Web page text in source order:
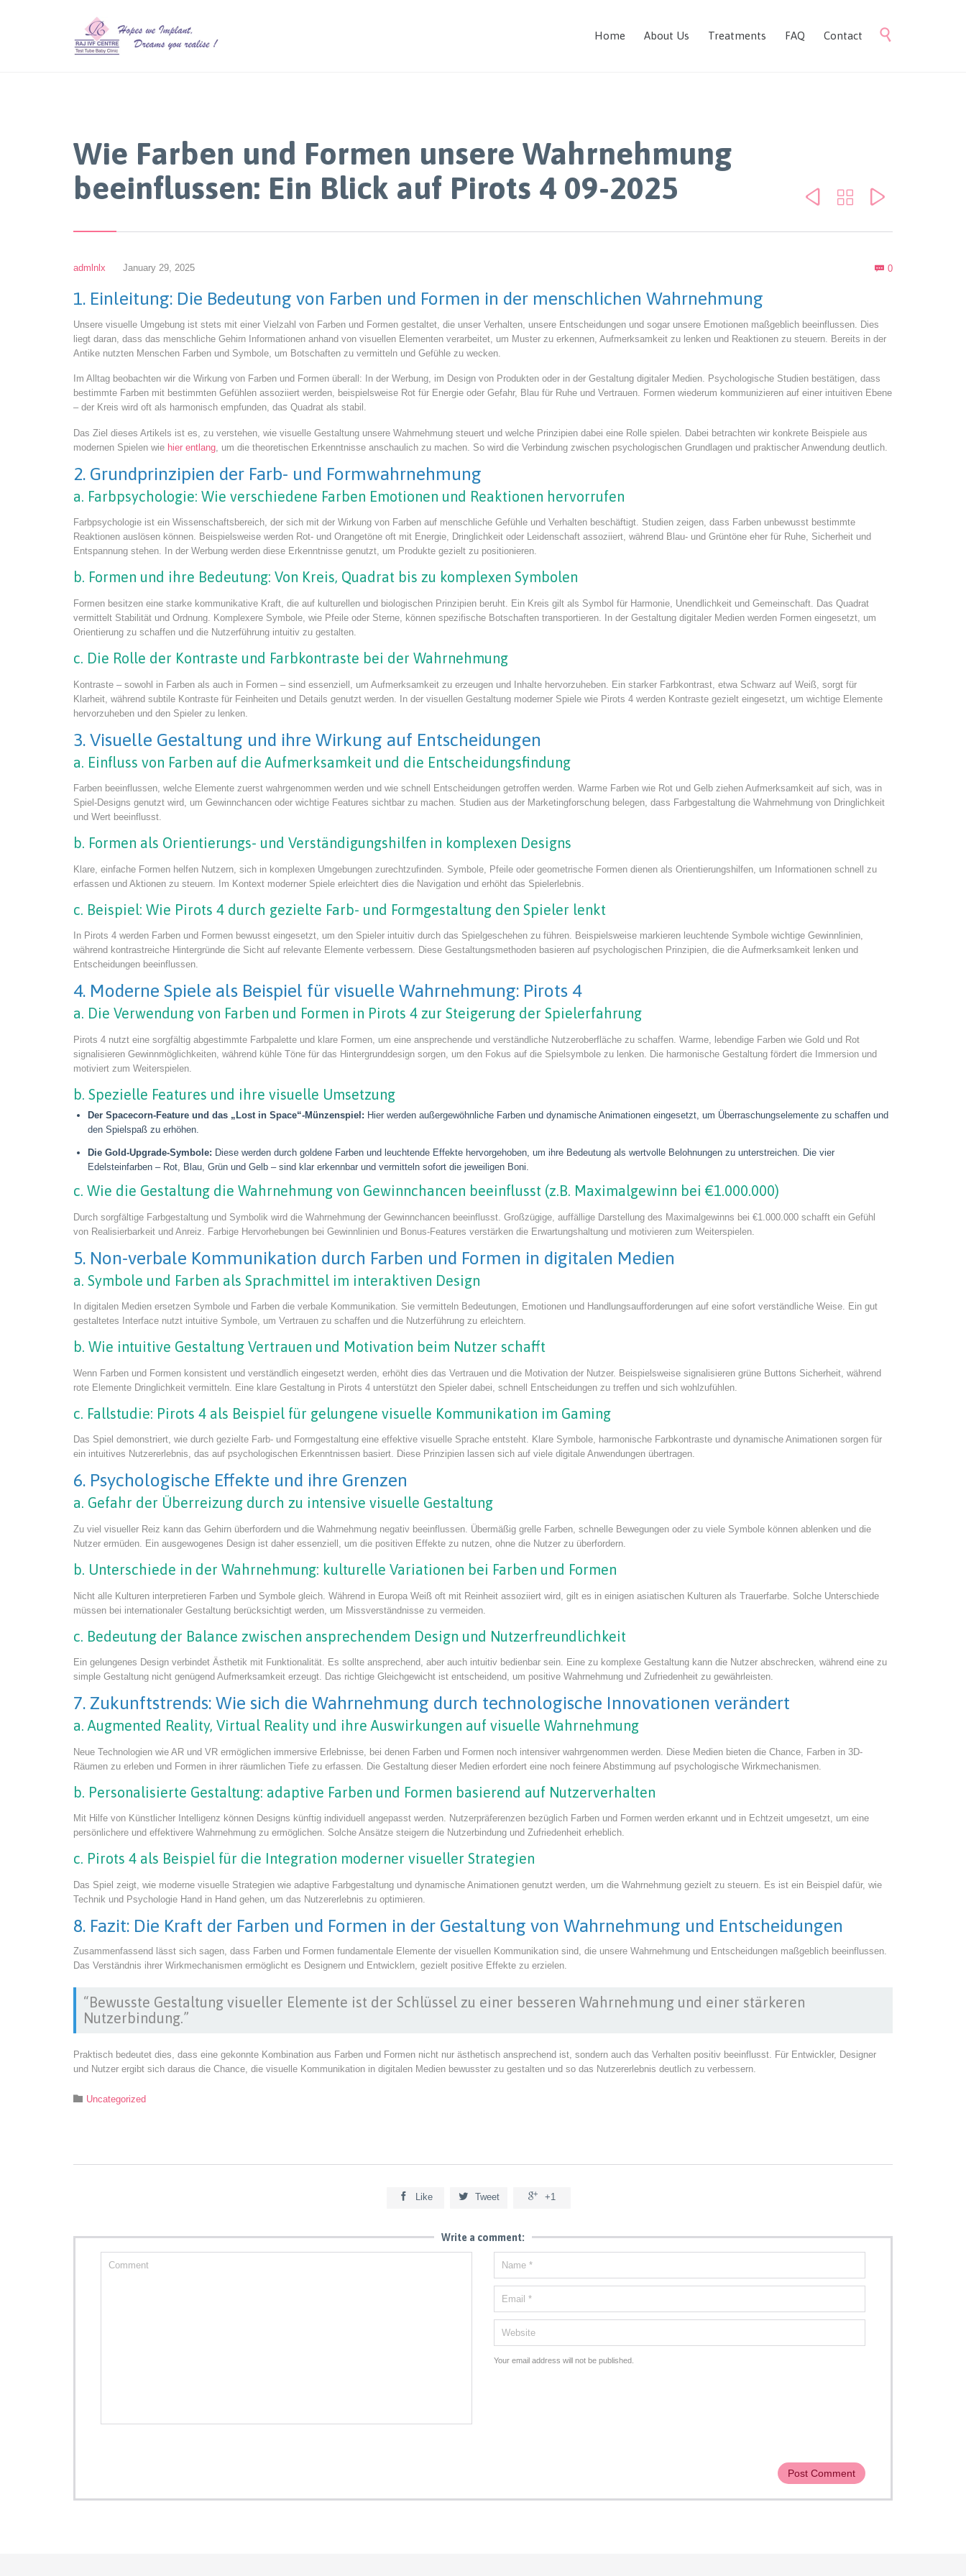
Skip
Home About Us Treatments FAQ Contact 
Wie Farben und Formen unsere Wahrnehmung
beeinflussen: Ein Blick auf Pirots 4 09-2025
  
admlnlx January 29, 2025  0Comments
1. Einleitung: Die Bedeutung von Farben und Formen in der menschlichen Wahrnehmung
Unsere visuelle Umgebung ist stets mit einer Vielzahl von Farben und Formen gestaltet, die unser Verhalten, unsere Entscheidungen und sogar unsere Emotionen maßgeblich beeinflussen. Dies
liegt daran, dass das menschliche Gehirn Informationen anhand von visuellen Elementen verarbeitet, um Muster zu erkennen, Aufmerksamkeit zu lenken und Reaktionen zu steuern. Bereits in der
Antike nutzten Menschen Farben und Symbole, um Botschaften zu vermitteln und Gefühle zu wecken.
Im Alltag beobachten wir die Wirkung von Farben und Formen überall: In der Werbung, im Design von Produkten oder in der Gestaltung digitaler Medien. Psychologische Studien bestätigen, dass
bestimmte Farben mit bestimmten Gefühlen assoziiert werden, beispielsweise Rot für Energie oder Gefahr, Blau für Ruhe und Vertrauen. Formen wiederum kommunizieren auf einer intuitiven Ebene
– der Kreis wird oft als harmonisch empfunden, das Quadrat als stabil.
Das Ziel dieses Artikels ist es, zu verstehen, wie visuelle Gestaltung unsere Wahrnehmung steuert und welche Prinzipien dabei eine Rolle spielen. Dabei betrachten wir konkrete Beispiele aus
modernen Spielen wie hier entlang , um die theoretischen Erkenntnisse anschaulich zu machen. So wird die Verbindung zwischen psychologischen Grundlagen und praktischer Anwendung deutlich.
2. Grundprinzipien der Farb- und Formwahrnehmung
a. Farbpsychologie: Wie verschiedene Farben Emotionen und Reaktionen hervorrufen
Farbpsychologie ist ein Wissenschaftsbereich, der sich mit der Wirkung von Farben auf menschliche Gefühle und Verhalten beschäftigt. Studien zeigen, dass Farben unbewusst bestimmte
Reaktionen auslösen können. Beispielsweise werden Rot- und Orangetöne oft mit Energie, Dringlichkeit oder Leidenschaft assoziiert, während Blau- und Grüntöne eher für Ruhe, Sicherheit und
Entspannung stehen. In der Werbung werden diese Erkenntnisse genutzt, um Produkte gezielt zu positionieren.
b. Formen und ihre Bedeutung: Von Kreis, Quadrat bis zu komplexen Symbolen
Formen besitzen eine starke kommunikative Kraft, die auf kulturellen und biologischen Prinzipien beruht. Ein Kreis gilt als Symbol für Harmonie, Unendlichkeit und Gemeinschaft. Das Quadrat
vermittelt Stabilität und Ordnung. Komplexere Symbole, wie Pfeile oder Sterne, können spezifische Botschaften transportieren. In der Gestaltung digitaler Medien werden Formen eingesetzt, um
Orientierung zu schaffen und die Nutzerführung intuitiv zu gestalten.
c. Die Rolle der Kontraste und Farbkontraste bei der Wahrnehmung
Kontraste – sowohl in Farben als auch in Formen – sind essenziell, um Aufmerksamkeit zu erzeugen und Inhalte hervorzuheben. Ein starker Farbkontrast, etwa Schwarz auf Weiß, sorgt für
Klarheit, während subtile Kontraste für Feinheiten und Details genutzt werden. In der visuellen Gestaltung moderner Spiele wie Pirots 4 werden Kontraste gezielt eingesetzt, um wichtige Elemente
hervorzuheben und den Spieler zu lenken.
3. Visuelle Gestaltung und ihre Wirkung auf Entscheidungen
a. Einfluss von Farben auf die Aufmerksamkeit und die Entscheidungsfindung
Farben beeinflussen, welche Elemente zuerst wahrgenommen werden und wie schnell Entscheidungen getroffen werden. Warme Farben wie Rot und Gelb ziehen Aufmerksamkeit auf sich, was in
Spiel-Designs genutzt wird, um Gewinnchancen oder wichtige Features sichtbar zu machen. Studien aus der Marketingforschung belegen, dass Farbgestaltung die Wahrnehmung von Dringlichkeit
und Wert beeinflusst.
b. Formen als Orientierungs- und Verständigungshilfen in komplexen Designs
Klare, einfache Formen helfen Nutzern, sich in komplexen Umgebungen zurechtzufinden. Symbole, Pfeile oder geometrische Formen dienen als Orientierungshilfen, um Informationen schnell zu
erfassen und Aktionen zu steuern. Im Kontext moderner Spiele erleichtert dies die Navigation und erhöht das Spielerlebnis.
c. Beispiel: Wie Pirots 4 durch gezielte Farb- und Formgestaltung den Spieler lenkt
In Pirots 4 werden Farben und Formen bewusst eingesetzt, um den Spieler intuitiv durch das Spielgeschehen zu führen. Beispielsweise markieren leuchtende Symbole wichtige Gewinnlinien,
während kontrastreiche Hintergründe die Sicht auf relevante Elemente verbessern. Diese Gestaltungsmethoden basieren auf psychologischen Prinzipien, die die Aufmerksamkeit lenken und
Entscheidungen beeinflussen.
4. Moderne Spiele als Beispiel für visuelle Wahrnehmung: Pirots 4
a. Die Verwendung von Farben und Formen in Pirots 4 zur Steigerung der Spielerfahrung
Pirots 4 nutzt eine sorgfältig abgestimmte Farbpalette und klare Formen, um eine ansprechende und verständliche Nutzeroberfläche zu schaffen. Warme, lebendige Farben wie Gold und Rot
signalisieren Gewinnmöglichkeiten, während kühle Töne für das Hintergrunddesign sorgen, um den Fokus auf die Spielsymbole zu lenken. Die harmonische Gestaltung fördert die Immersion und
motiviert zum Weiterspielen.
b. Spezielle Features und ihre visuelle Umsetzung
Der Spacecorn-Feature und das „Lost in Space“-Münzenspiel: Hier werden außergewöhnliche Farben und dynamische Animationen eingesetzt, um Überraschungselemente zu schaffen und
den Spielspaß zu erhöhen.
Die Gold-Upgrade-Symbole: Diese werden durch goldene Farben und leuchtende Effekte hervorgehoben, um ihre Bedeutung als wertvolle Belohnungen zu unterstreichen. Die vier
Edelsteinfarben – Rot, Blau, Grün und Gelb – sind klar erkennbar und vermitteln sofort die jeweiligen Boni.
c. Wie die Gestaltung die Wahrnehmung von Gewinnchancen beeinflusst (z.B. Maximalgewinn bei €1.000.000)
Durch sorgfältige Farbgestaltung und Symbolik wird die Wahrnehmung der Gewinnchancen beeinflusst. Großzügige, auffällige Darstellung des Maximalgewinns bei €1.000.000 schafft ein Gefühl
von Realisierbarkeit und Anreiz. Farbige Hervorhebungen bei Gewinnlinien und Bonus-Features verstärken die Erwartungshaltung und motivieren zum Weiterspielen.
5. Non-verbale Kommunikation durch Farben und Formen in digitalen Medien
a. Symbole und Farben als Sprachmittel im interaktiven Design
In digitalen Medien ersetzen Symbole und Farben die verbale Kommunikation. Sie vermitteln Bedeutungen, Emotionen und Handlungsaufforderungen auf eine sofort verständliche Weise. Ein gut
gestaltetes Interface nutzt intuitive Symbole, um Vertrauen zu schaffen und die Nutzerführung zu erleichtern.
b. Wie intuitive Gestaltung Vertrauen und Motivation beim Nutzer schafft
Wenn Farben und Formen konsistent und verständlich eingesetzt werden, erhöht dies das Vertrauen und die Motivation der Nutzer. Beispielsweise signalisieren grüne Buttons Sicherheit, während
rote Elemente Dringlichkeit vermitteln. Eine klare Gestaltung in Pirots 4 unterstützt den Spieler dabei, schnell Entscheidungen zu treffen und sich wohlzufühlen.
c. Fallstudie: Pirots 4 als Beispiel für gelungene visuelle Kommunikation im Gaming
Das Spiel demonstriert, wie durch gezielte Farb- und Formgestaltung eine effektive visuelle Sprache entsteht. Klare Symbole, harmonische Farbkontraste und dynamische Animationen sorgen für
ein intuitives Nutzererlebnis, das auf psychologischen Erkenntnissen basiert. Diese Prinzipien lassen sich auf viele digitale Anwendungen übertragen.
6. Psychologische Effekte und ihre Grenzen
a. Gefahr der Überreizung durch zu intensive visuelle Gestaltung
Zu viel visueller Reiz kann das Gehirn überfordern und die Wahrnehmung negativ beeinflussen. Übermäßig grelle Farben, schnelle Bewegungen oder zu viele Symbole können ablenken und die
Nutzer ermüden. Ein ausgewogenes Design ist daher essenziell, um die positiven Effekte zu nutzen, ohne die Nutzer zu überfordern.
b. Unterschiede in der Wahrnehmung: kulturelle Variationen bei Farben und Formen
Nicht alle Kulturen interpretieren Farben und Symbole gleich. Während in Europa Weiß oft mit Reinheit assoziiert wird, gilt es in einigen asiatischen Kulturen als Trauerfarbe. Solche Unterschiede
müssen bei internationaler Gestaltung berücksichtigt werden, um Missverständnisse zu vermeiden.
c. Bedeutung der Balance zwischen ansprechendem Design und Nutzerfreundlichkeit
Ein gelungenes Design verbindet Ästhetik mit Funktionalität. Es sollte ansprechend, aber auch intuitiv bedienbar sein. Eine zu komplexe Gestaltung kann die Nutzer abschrecken, während eine zu
simple Gestaltung nicht genügend Aufmerksamkeit erzeugt. Das richtige Gleichgewicht ist entscheidend, um positive Wahrnehmung und Zufriedenheit zu gewährleisten.
7. Zukunftstrends: Wie sich die Wahrnehmung durch technologische Innovationen verändert
a. Augmented Reality, Virtual Reality und ihre Auswirkungen auf visuelle Wahrnehmung
Neue Technologien wie AR und VR ermöglichen immersive Erlebnisse, bei denen Farben und Formen noch intensiver wahrgenommen werden. Diese Medien bieten die Chance, Farben in 3D-
Räumen zu erleben und Formen in ihrer räumlichen Tiefe zu erfassen. Die Gestaltung dieser Medien erfordert eine noch feinere Abstimmung auf psychologische Wirkmechanismen.
b. Personalisierte Gestaltung: adaptive Farben und Formen basierend auf Nutzerverhalten
Mit Hilfe von Künstlicher Intelligenz können Designs künftig individuell angepasst werden. Nutzerpräferenzen bezüglich Farben und Formen werden erkannt und in Echtzeit umgesetzt, um eine
persönlichere und effektivere Wahrnehmung zu ermöglichen. Solche Ansätze steigern die Nutzerbindung und Zufriedenheit erheblich.
c. Pirots 4 als Beispiel für die Integration moderner visueller Strategien
Das Spiel zeigt, wie moderne visuelle Strategien wie adaptive Farbgestaltung und dynamische Animationen genutzt werden, um die Wahrnehmung gezielt zu steuern. Es ist ein Beispiel dafür, wie
Technik und Psychologie Hand in Hand gehen, um das Nutzererlebnis zu optimieren.
8. Fazit: Die Kraft der Farben und Formen in der Gestaltung von Wahrnehmung und Entscheidungen
Zusammenfassend lässt sich sagen, dass Farben und Formen fundamentale Elemente der visuellen Kommunikation sind, die unsere Wahrnehmung und Entscheidungen maßgeblich beeinflussen.
Das Verständnis ihrer Wirkmechanismen ermöglicht es Designern und Entwicklern, gezielt positive Effekte zu erzielen.
“Bewusste Gestaltung visueller Elemente ist der Schlüssel zu einer besseren Wahrnehmung und einer stärkeren
Nutzerbindung.”
Praktisch bedeutet dies, dass eine gekonnte Kombination aus Farben und Formen nicht nur ästhetisch ansprechend ist, sondern auch das Verhalten positiv beeinflusst. Für Entwickler, Designer
und Nutzer ergibt sich daraus die Chance, die visuelle Kommunikation in digitalen Medien bewusster zu gestalten und so das Nutzererlebnis deutlich zu verbessern.
 Category
Uncategorized
 Like  Tweet  +1
Write a comment:
Your email address will not be published.